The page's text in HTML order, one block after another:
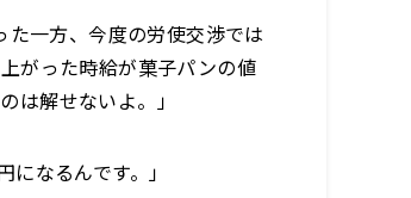
た一方、今度の労使交渉では
がった時給が菓子パンの値
は解せないよ。」
なるんです。」